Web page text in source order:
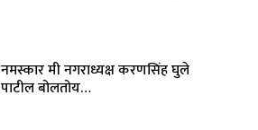
नमस्कार मी नगराध्यक्ष करणसिंह घुले
पाटील बोलतोय…